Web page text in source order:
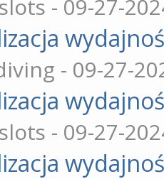
- 09-27-
- 09-27-
- 09-27-